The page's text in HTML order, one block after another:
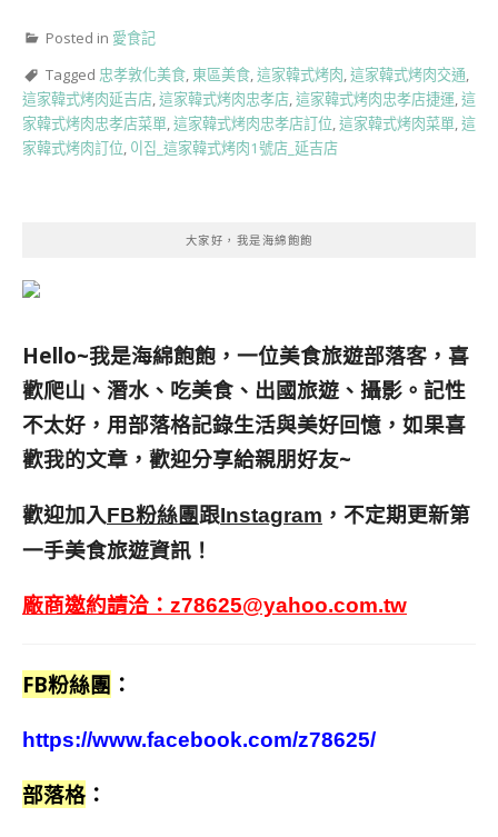
Posted in 愛食記
Tagged 忠孝敦化美食, 東區美食,這家韓式烤肉,這家韓式烤肉交通,
這家韓式烤肉延吉店,這家韓式烤肉忠孝店,這家韓式烤肉忠孝店捷運,這
家韓式烤肉忠孝店菜單,這家韓式烤肉忠孝店訂位,這家韓式烤肉菜單,這
家韓式烤肉訂位, 이집_這家韓式烤肉1號店_延吉店
大家好，我是海綿飽飽
Hello~我是海綿飽飽，一位美食旅遊部落客， 喜
歡爬山、潛水、吃美食、出國旅遊、攝影。 記性
不太好，用部落格記錄生活與美好回憶， 如果喜
歡我的文章，歡迎分享給親朋好友~
歡迎加入FB粉絲團跟Instagram ，不定期更新第
一手美食旅遊資訊！
廠商邀約請洽： z78625@yahoo.com.tw
FB粉絲團 ：
https://www.facebook.com/z78625/
部落格 ：